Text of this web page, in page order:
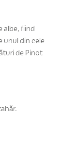
albe, fiind
unul din cele
de Pinot